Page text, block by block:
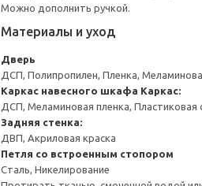
Можно дополнить ручкой.
Материалы и уход
Дверь
ДСП, Полипропилен, Пленка,
Каркас навесного шкафа Каркас:
ДСП, Меламиновая пленка, Пластиковая
Задняя стенка:
ДВП, Акриловая краска
Петля со встроенным стопором
Сталь, Никелирование